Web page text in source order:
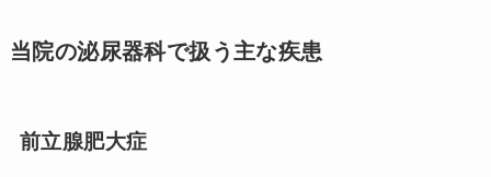
当院の泌尿器科で扱う主な疾患
前立腺肥大症